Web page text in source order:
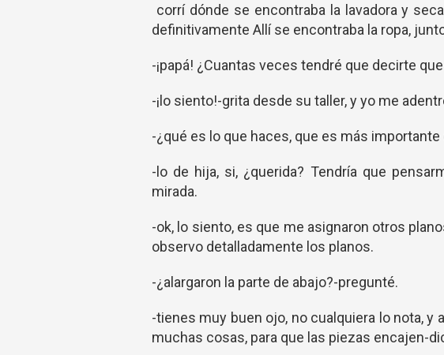
corrí dónde se encontraba la lavadora y
definitivamente Allí se encontraba la ropa,
-¡papá! ¿Cuantas veces tendré que decirte
-¡lo siento!-grita desde su taller, y yo me
-¿qué es lo que haces, que es más
-lo de hija, si, ¿querida? Tendría que
mirada.
-ok, lo siento, es que me asignaron otros
observo detalladamente los planos.
-¿alargaron la parte de abajo?-pregunté.
-tienes muy buen ojo, no cualquiera lo nota,
muchas cosas, para que las piezas encajen-